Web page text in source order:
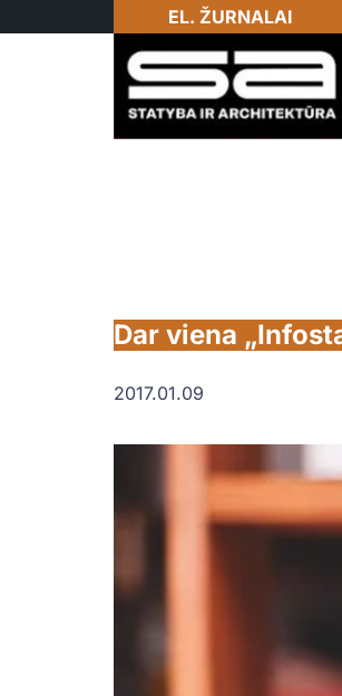
EL. ŽURNALAI
Dar viena
2017.01.09